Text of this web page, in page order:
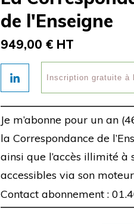
de l'Enseigne
949,00 € HT
Je m’abonne pour un an
la Correspondance de
ainsi que l’accès illimité à
accessibles via son
Contact abonnement :